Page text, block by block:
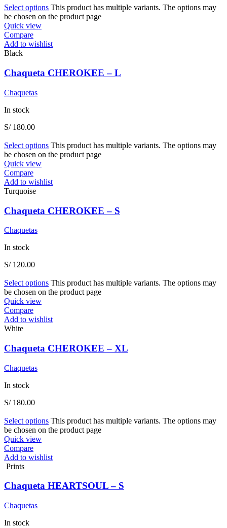
Select options This product has multiple variants. The options may
be chosen on the product page
Quick view
Compare
Add to wishlist
Black
Chaqueta CHEROKEE – L
Chaquetas
In stock
S/180.00
Select options This product has multiple variants. The options may
be chosen on the product page
Quick view
Compare
Add to wishlist
Turquoise
Chaqueta CHEROKEE – S
Chaquetas
In stock
S/120.00
Select options This product has multiple variants. The options may
be chosen on the product page
Quick view
Compare
Add to wishlist
White
Chaqueta CHEROKEE – XL
Chaquetas
In stock
S/180.00
Select options This product has multiple variants. The options may
be chosen on the product page
Quick view
Compare
Add to wishlist
Prints
Chaqueta HEARTSOUL – S
Chaquetas
In stock